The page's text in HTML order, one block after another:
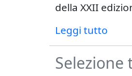
della XXII
Leggi tutto
Selezione